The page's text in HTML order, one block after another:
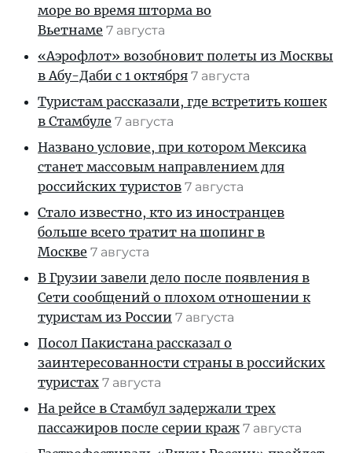
море во время шторма во
Вьетнаме 7 августа
«Аэрофлот» возобновит полеты из Москвы
в Абу-Даби с 1 октября 7 августа
Туристам рассказали, где встретить кошек
в Стамбуле 7 августа
Названо условие, при котором Мексика
станет массовым направлением для
российских туристов 7 августа
Стало известно, кто из иностранцев
больше всего тратит на шопинг в
Москве 7 августа
В Грузии завели дело после появления в
Сети сообщений о плохом отношении к
туристам из России 7 августа
Посол Пакистана рассказал о
заинтересованности страны в российских
туристах 7 августа
На рейсе в Стамбул задержали трех
пассажиров после серии краж 7 августа